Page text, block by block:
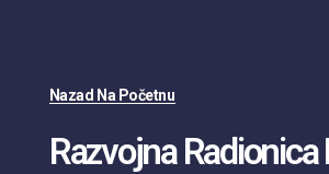
Nazad Na Početnu
Razvojna